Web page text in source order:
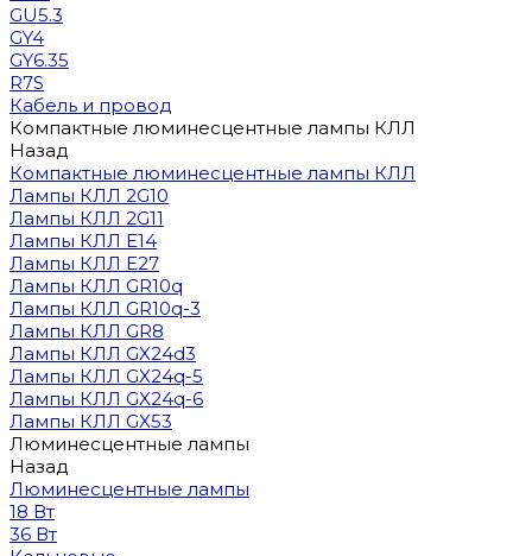
GU5.3
GY4
GY6.35
R7S
Кабель и провод
Компактные люминесцентные лампы КЛЛ
Назад
Компактные люминесцентные лампы КЛЛ
Лампы КЛЛ 2G10
Лампы КЛЛ 2G11
Лампы КЛЛ E14
Лампы КЛЛ E27
Лампы КЛЛ GR10q
Лампы КЛЛ GR10q-3
Лампы КЛЛ GR8
Лампы КЛЛ GX24d3
Лампы КЛЛ GX24q-5
Лампы КЛЛ GX24q-6
Лампы КЛЛ GX53
Люминесцентные лампы
Назад
Люминесцентные лампы
18 Вт
36 Вт